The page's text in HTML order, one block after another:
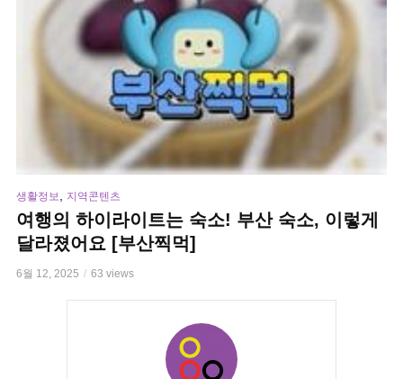
생활정보, 지역콘텐츠
여행의 하이라이트는 숙소! 부산 숙소, 이렇게
달라졌어요 [부산찍먹]
6월 12, 2025 63 views